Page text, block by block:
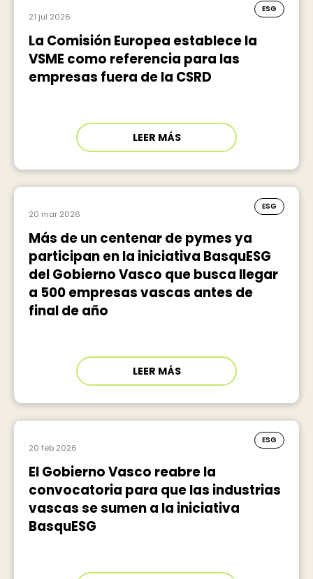
21 jul 2026
ESG
La Comisión Europea establece la
VSME como referencia para las
empresas fuera de la CSRD
LEER MÁS
20 mar 2026
ESG
Más de un centenar de pymes ya
participan en la iniciativa BasquESG
del Gobierno Vasco que busca llegar
a 500 empresas vascas antes de
final de año
LEER MÁS
20 feb 2026
ESG
El Gobierno Vasco reabre la
convocatoria para que las industrias
vascas se sumen a la iniciativa
BasquESG